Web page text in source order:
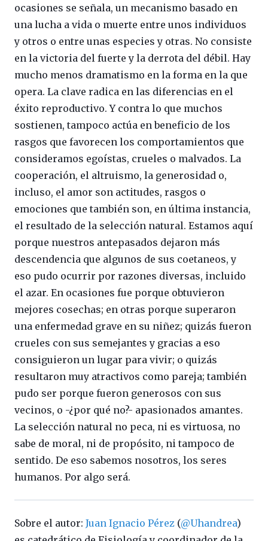
ocasiones se señala, un mecanismo basado en
una lucha a vida o muerte entre unos individuos
y otros o entre unas especies y otras. No consiste
en la victoria del fuerte y la derrota del débil. Hay
mucho menos dramatismo en la forma en la que
opera. La clave radica en las diferencias en el
éxito reproductivo. Y contra lo que muchos
sostienen, tampoco actúa en beneficio de los
rasgos que favorecen los comportamientos que
consideramos egoístas, crueles o malvados. La
cooperación, el altruismo, la generosidad o,
incluso, el amor son actitudes, rasgos o
emociones que también son, en última instancia,
el resultado de la selección natural. Estamos aquí
porque nuestros antepasados dejaron más
descendencia que algunos de sus coetaneos, y
eso pudo ocurrir por razones diversas, incluido
el azar. En ocasiones fue porque obtuvieron
mejores cosechas; en otras porque superaron
una enfermedad grave en su niñez; quizás fueron
crueles con sus semejantes y gracias a eso
consiguieron un lugar para vivir; o quizás
resultaron muy atractivos como pareja; también
pudo ser porque fueron generosos con sus
vecinos, o -¿por qué no?- apasionados amantes.
La selección natural no peca, ni es virtuosa, no
sabe de moral, ni de propósito, ni tampoco de
sentido. De eso sabemos nosotros, los seres
humanos. Por algo será.
Sobre el autor: Juan Ignacio Pérez (@Uhandrea)